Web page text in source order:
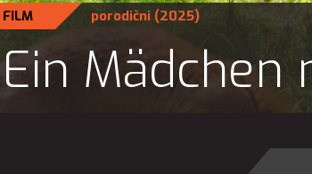
FILM porodični (2025)
Ein